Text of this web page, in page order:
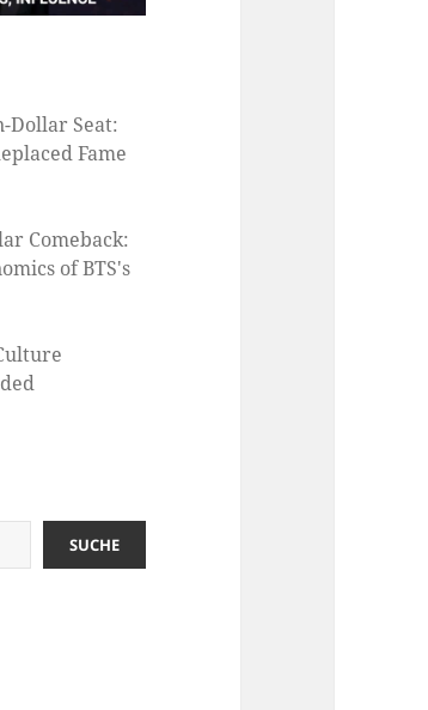
Dollar Seat:
Fame
Comeback:
of BTS's
SUCHE